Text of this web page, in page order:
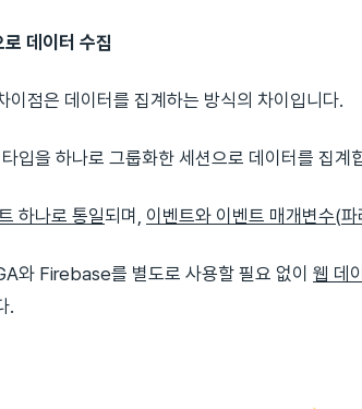
데이터 수집
점은 데이터를 집계하는 방식의 차이입니다.
입을 하나로 그룹화한 세션으로 데이터를 집계
하나로 통일되며, 이벤트와 이벤트 매개변수(
와 Firebase를 별도로 사용할 필요 없이 웹 데
.